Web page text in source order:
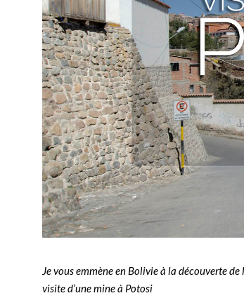
Je vous emmène en Bolivie à la découverte
visite d’une mine à Potosi